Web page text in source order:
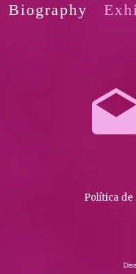
Biography
Política